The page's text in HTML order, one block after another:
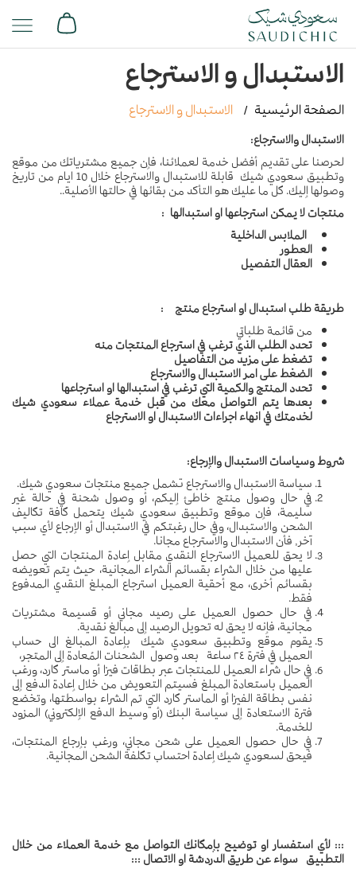
الاستبدال و الاسترجاع
الصفحة الرئيسية الاستبدال و الاسترجاع
الاستبدال والاسترجاع:
لحرصنا على تقديم أفضل خدمة لعملائنا، فإن جميع مشترياتك من موقع
وتطبيق سعودي شيك قابلة للاستبدال والاسترجاع خلال 10 ايام من تاريخ
وصولها إليك. كل ما عليك هو التأكد من بقائها في حالتها الأصلية..
منتجات لا يمكن استرجاعها او استبدالها :
الملابس الداخلية
العطور
العقال التفصيل
طريقة طلب استبدال او استرجاع منتج :
من قائمة طلباتي
تحدد الطلب الذي ترغب في استرجاع المنتجات منه
تضغط على مزيد من التفاصيل
الضغط على امر الاستبدال والاسترجاع
تحدد المنتج والكمية التي ترغب في استبدالها او استرجاعها
بعدها يتم التواصل معك من قبل خدمة عملاء سعودي شيك
لخدمتك في انهاء اجراءات الاستبدال او الاسترجاع
شروط وسياسات الاستبدال والإرجاع:
سياسة الاستبدال والاسترجاع تشمل جميع منتجات سعودي شيك.
في حال وصول منتج خاطئ إليكم، أو وصول شحنة في حالة غير
سليمة، فإن موقع وتطبيق سعودي شيك يتحمل كافة تكاليف
الشحن والاستبدال، وفي حال رغبتكم في الاستبدال أو الإرجاع لأي سبب
آخر, فأن الاستبدال والاسترجاع مجانا.
لا يحق للعميل الاسترجاع النقدي مقابل إعادة المنتجات التي حصل
عليها من خلال الشراء بقسائم الشراء المجانية، حيث يتم تعويضه
بقسائم أخرى، مع أحقية العميل استرجاع المبلغ النقدي المدفوع
فقط.
في حال حصول العميل على رصيد مجاني أو قسيمة مشتريات
مجانية، فإنه لا يحق له تحويل الرصيد إلى مبالغ نقدية.
يقوم موقع وتطبيق سعودي شيك بإعادة المبالغ الى حساب
العميل في فترة ٢٤ ساعة بعد وصول الشحنات المُعادة إلى المتجر،
في حال شراء العميل للمنتجات عبر بطاقات فيزا أو ماستر كارد، ورغب
العميل باستعادة المبلغ فسيتم التعويض من خلال إعادة الدفع إلى
نفس بطاقة الفيزا أو الماستر كارد التي تم الشراء بواسطتها، وتخضع
فترة الاستعادة إلى سياسة البنك (أو وسيط الدفع الإلكتروني) المزود
للخدمة.
في حال حصول العميل على شحن مجاني، ورغب بإرجاع المنتجات،
فيحق لسعودي شيك إعادة احتساب تكلفة الشحن المجانية.
::: لأي استفسار او توضيح بإمكانك التواصل مع خدمة العملاء من خلال
التطبيق سواء عن طريق الدردشة او الاتصال :::